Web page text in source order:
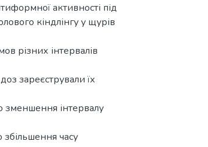
активності під
кіндлінгу у щурів
різних інтервалів
зареєстрували їх
зменшення інтервалу
часу